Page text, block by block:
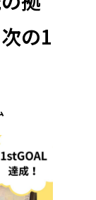
東京
長野
の1